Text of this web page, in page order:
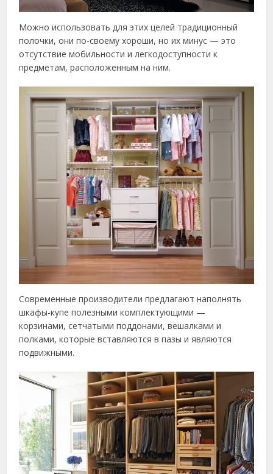
Можно использовать для этих целей традиционный
полочки, они по-своему хороши, но их минус — это
отсутствие мобильности и легкодоступности к
предметам, расположенным на ним.
Современные производители предлагают наполнять
шкафы-купе полезными комплектующими —
корзинами, сетчатыми поддонами, вешалками и
полками, которые вставляются в пазы и являются
подвижными.